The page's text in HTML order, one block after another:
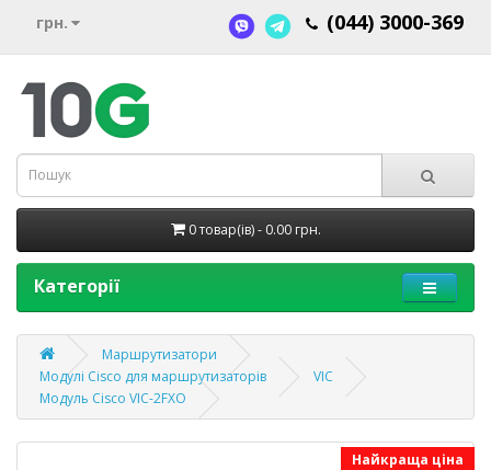
грн. (044) 3000-369
0 товар(ів) - 0.00 грн.
Категорії
Маршрутизатори
Модулі Cisco для маршрутизаторів
VIC
Модуль Cisco VIC-2FXO
Найкраща ціна